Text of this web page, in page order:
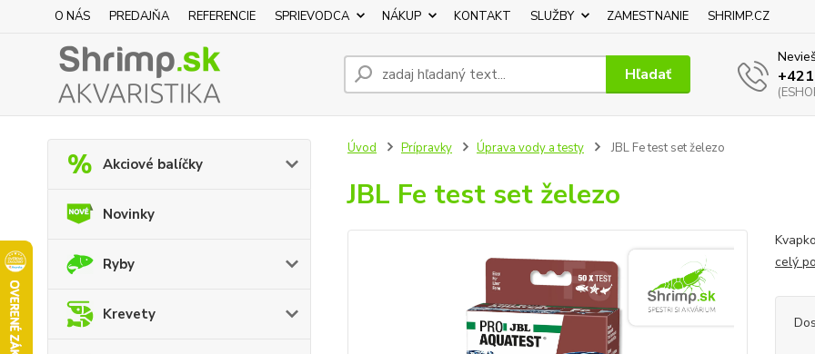
O NÁS PREDAJŇA REFERENCIE SPRIEVODCA NÁKUP KONTAKT SLUŽBY ZAMESTNANIE SHRIMP.CZ
Hľadať
Akciové balíčky
Novinky
Ryby
Krevety
Úvod Prípravky Úprava vody a testy JBL Fe test set železo
JBL Fe test set železo
celý